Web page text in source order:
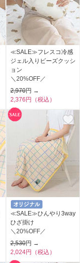
≪SALE≫フレスコ冷感
ジェル入りビーズクッシ
ョン
＼20%OFF／
2,970円 →
2,376円（税込）
≪SALE≫ひんやり3way
ひざ掛け
＼20%OFF／
2,530円 →
2,024円（税込）